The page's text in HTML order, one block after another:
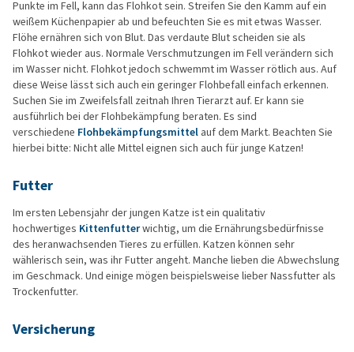
Punkte im Fell, kann das Flohkot sein. Streifen Sie den Kamm auf ein
weißem Küchenpapier ab und befeuchten Sie es mit etwas Wasser.
Flöhe ernähren sich von Blut. Das verdaute Blut scheiden sie als
Flohkot wieder aus. Normale Verschmutzungen im Fell verändern sich
im Wasser nicht. Flohkot jedoch schwemmt im Wasser rötlich aus. Auf
diese Weise lässt sich auch ein geringer Flohbefall einfach erkennen.
Suchen Sie im Zweifelsfall zeitnah Ihren Tierarzt auf. Er kann sie
ausführlich bei der Flohbekämpfung beraten. Es sind
verschiedene Flohbekämpfungsmittel auf dem Markt. Beachten Sie
hierbei bitte: Nicht alle Mittel eignen sich auch für junge Katzen!
Futter
Im ersten Lebensjahr der jungen Katze ist ein qualitativ
hochwertiges Kittenfutterwichtig, um die Ernährungsbedürfnisse
des heranwachsenden Tieres zu erfüllen. Katzen können sehr
wählerisch sein, was ihr Futter angeht. Manche lieben die Abwechslung
im Geschmack. Und einige mögen beispielsweise lieber Nassfutter als
Trockenfutter.
Versicherung